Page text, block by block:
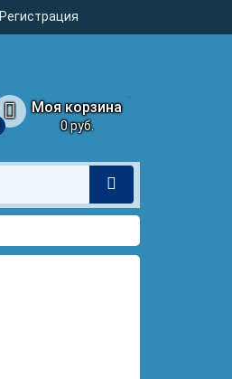
Регистрация
Моя корзина
0 руб.